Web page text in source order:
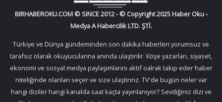
BIRHABEROKU.COM © SINCE 2012 - © Copyright 2025 Haber Oku -
Medya A Habercilik LTD. ŞTİ.
Türkiye ve Dünya gündeminden son dakika haberleri yorumsuz ve
tarafsız olarak okuyucularına anında ulaştırılır. Köşe yazarları, siyaset,
ekonomi ve sosyal medya paylaşımlarını aktif oalrak takip eder haber
niteliğinde olanları seçer ve size ulaştırırız. TV'de bugün neler var
hangi diziler hangi kanalda saat kaçta yayınlanıyor? Sevdiğiniz dizi ve